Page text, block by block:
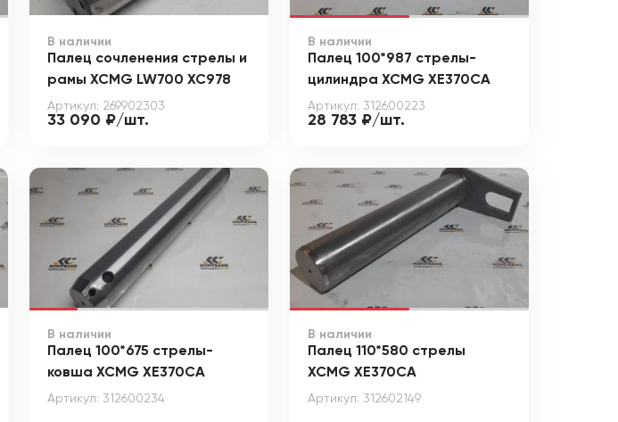
В наличии
Палец сочленения стрелы и
рамы XCMG LW700 XC978
Артикул: 269902303
33 090 ₽/шт.
В наличии
Палец 100*987 стрелы-
цилиндра XCMG XE370CA
Артикул: 312600223
28 783 ₽/шт.
В наличии
Палец 100*675 стрелы-
ковша XCMG XE370CA
Артикул: 312600234
В наличии
Палец 110*580 стрелы
XCMG XE370CA
Артикул: 312602149